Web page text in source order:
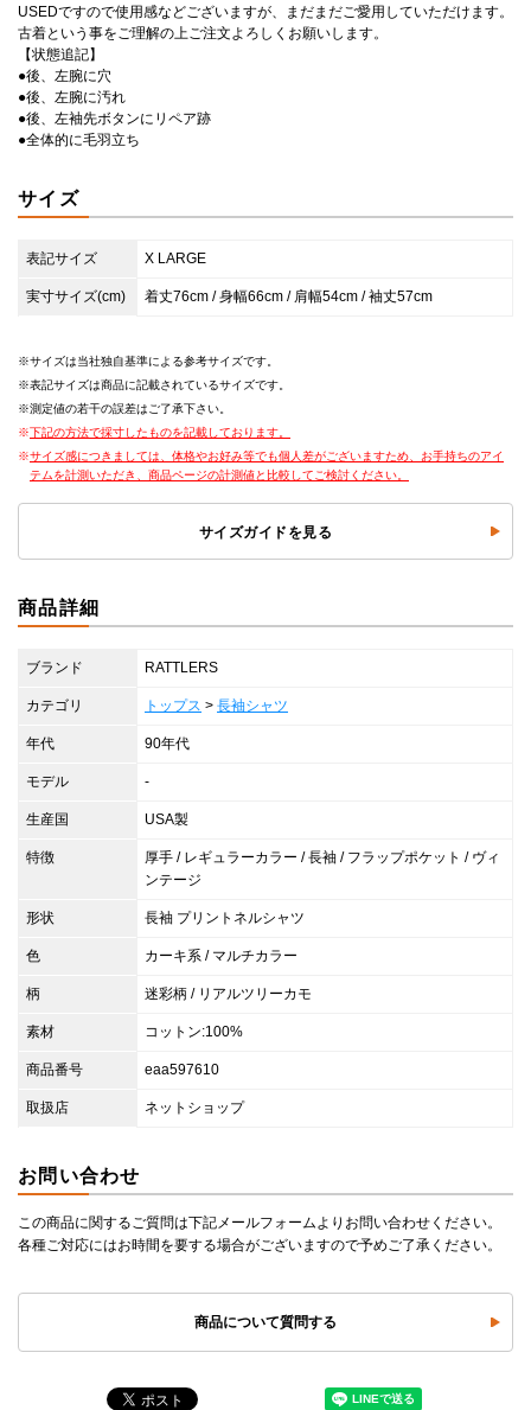
USEDですので使用感などございますが、まだまだご愛用していただけます。
古着という事をご理解の上ご注文よろしくお願いします。
【状態追記】
●後、左腕に穴
●後、左腕に汚れ
●後、左袖先ボタンにリペア跡
●全体的に毛羽立ち
サイズ
表記サイズ X LARGE
実寸サイズ(cm) 着丈76cm / 身幅66cm / 肩幅54cm / 袖丈57cm
サイズは当社独自基準による参考サイズです。
表記サイズは商品に記載されているサイズです。
測定値の若干の誤差はご了承下さい。
下記の方法で採寸したものを記載しております。
サイズ感につきましては、体格やお好み等でも個人差がございますため、お手持ちのアイ
テムを計測いただき、商品ページの計測値と比較してご検討ください。
サイズガイドを見る
商品詳細
ブランド RATTLERS
カテゴリ トップス > 長袖シャツ
年代 90年代
モデル -
生産国 USA製
特徴
厚手 / レギュラーカラー / 長袖 / フラップポケット / ヴィ
ンテージ
形状 長袖 プリントネルシャツ
色 カーキ系 / マルチカラー
柄 迷彩柄 / リアルツリーカモ
素材 コットン:100%
商品番号 eaa597610
取扱店 ネットショップ
お問い合わせ
この商品に関するご質問は下記メールフォームよりお問い合わせください。
各種ご対応にはお時間を要する場合がございますので予めご了承ください。
商品について質問する